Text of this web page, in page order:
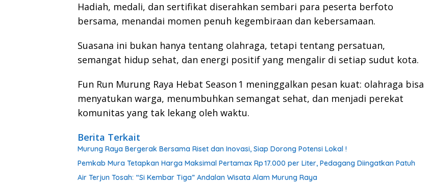
Hadiah, medali, dan sertifikat diserahkan sembari para peserta berfoto
bersama, menandai momen penuh kegembiraan dan kebersamaan.
Suasana ini bukan hanya tentang olahraga, tetapi tentang persatuan,
semangat hidup sehat, dan energi positif yang mengalir di setiap sudut kota.
Fun Run Murung Raya Hebat Season 1 meninggalkan pesan kuat: olahraga bisa
menyatukan warga, menumbuhkan semangat sehat, dan menjadi perekat
komunitas yang tak lekang oleh waktu.
Berita Terkait
Murung Raya Bergerak Bersama Riset dan Inovasi, Siap Dorong Potensi Lokal !
Pemkab Mura Tetapkan Harga Maksimal Pertamax Rp 17.000 per Liter, Pedagang Diingatkan Patuh
Air Terjun Tosah: “Si Kembar Tiga” Andalan Wisata Alam Murung Raya